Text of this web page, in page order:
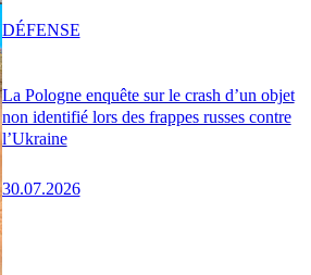
La Pologne enquête sur le crash d’un objet
non identifié lors des frappes russes contre
l’Ukraine
30.07.2026
DÉFENSE